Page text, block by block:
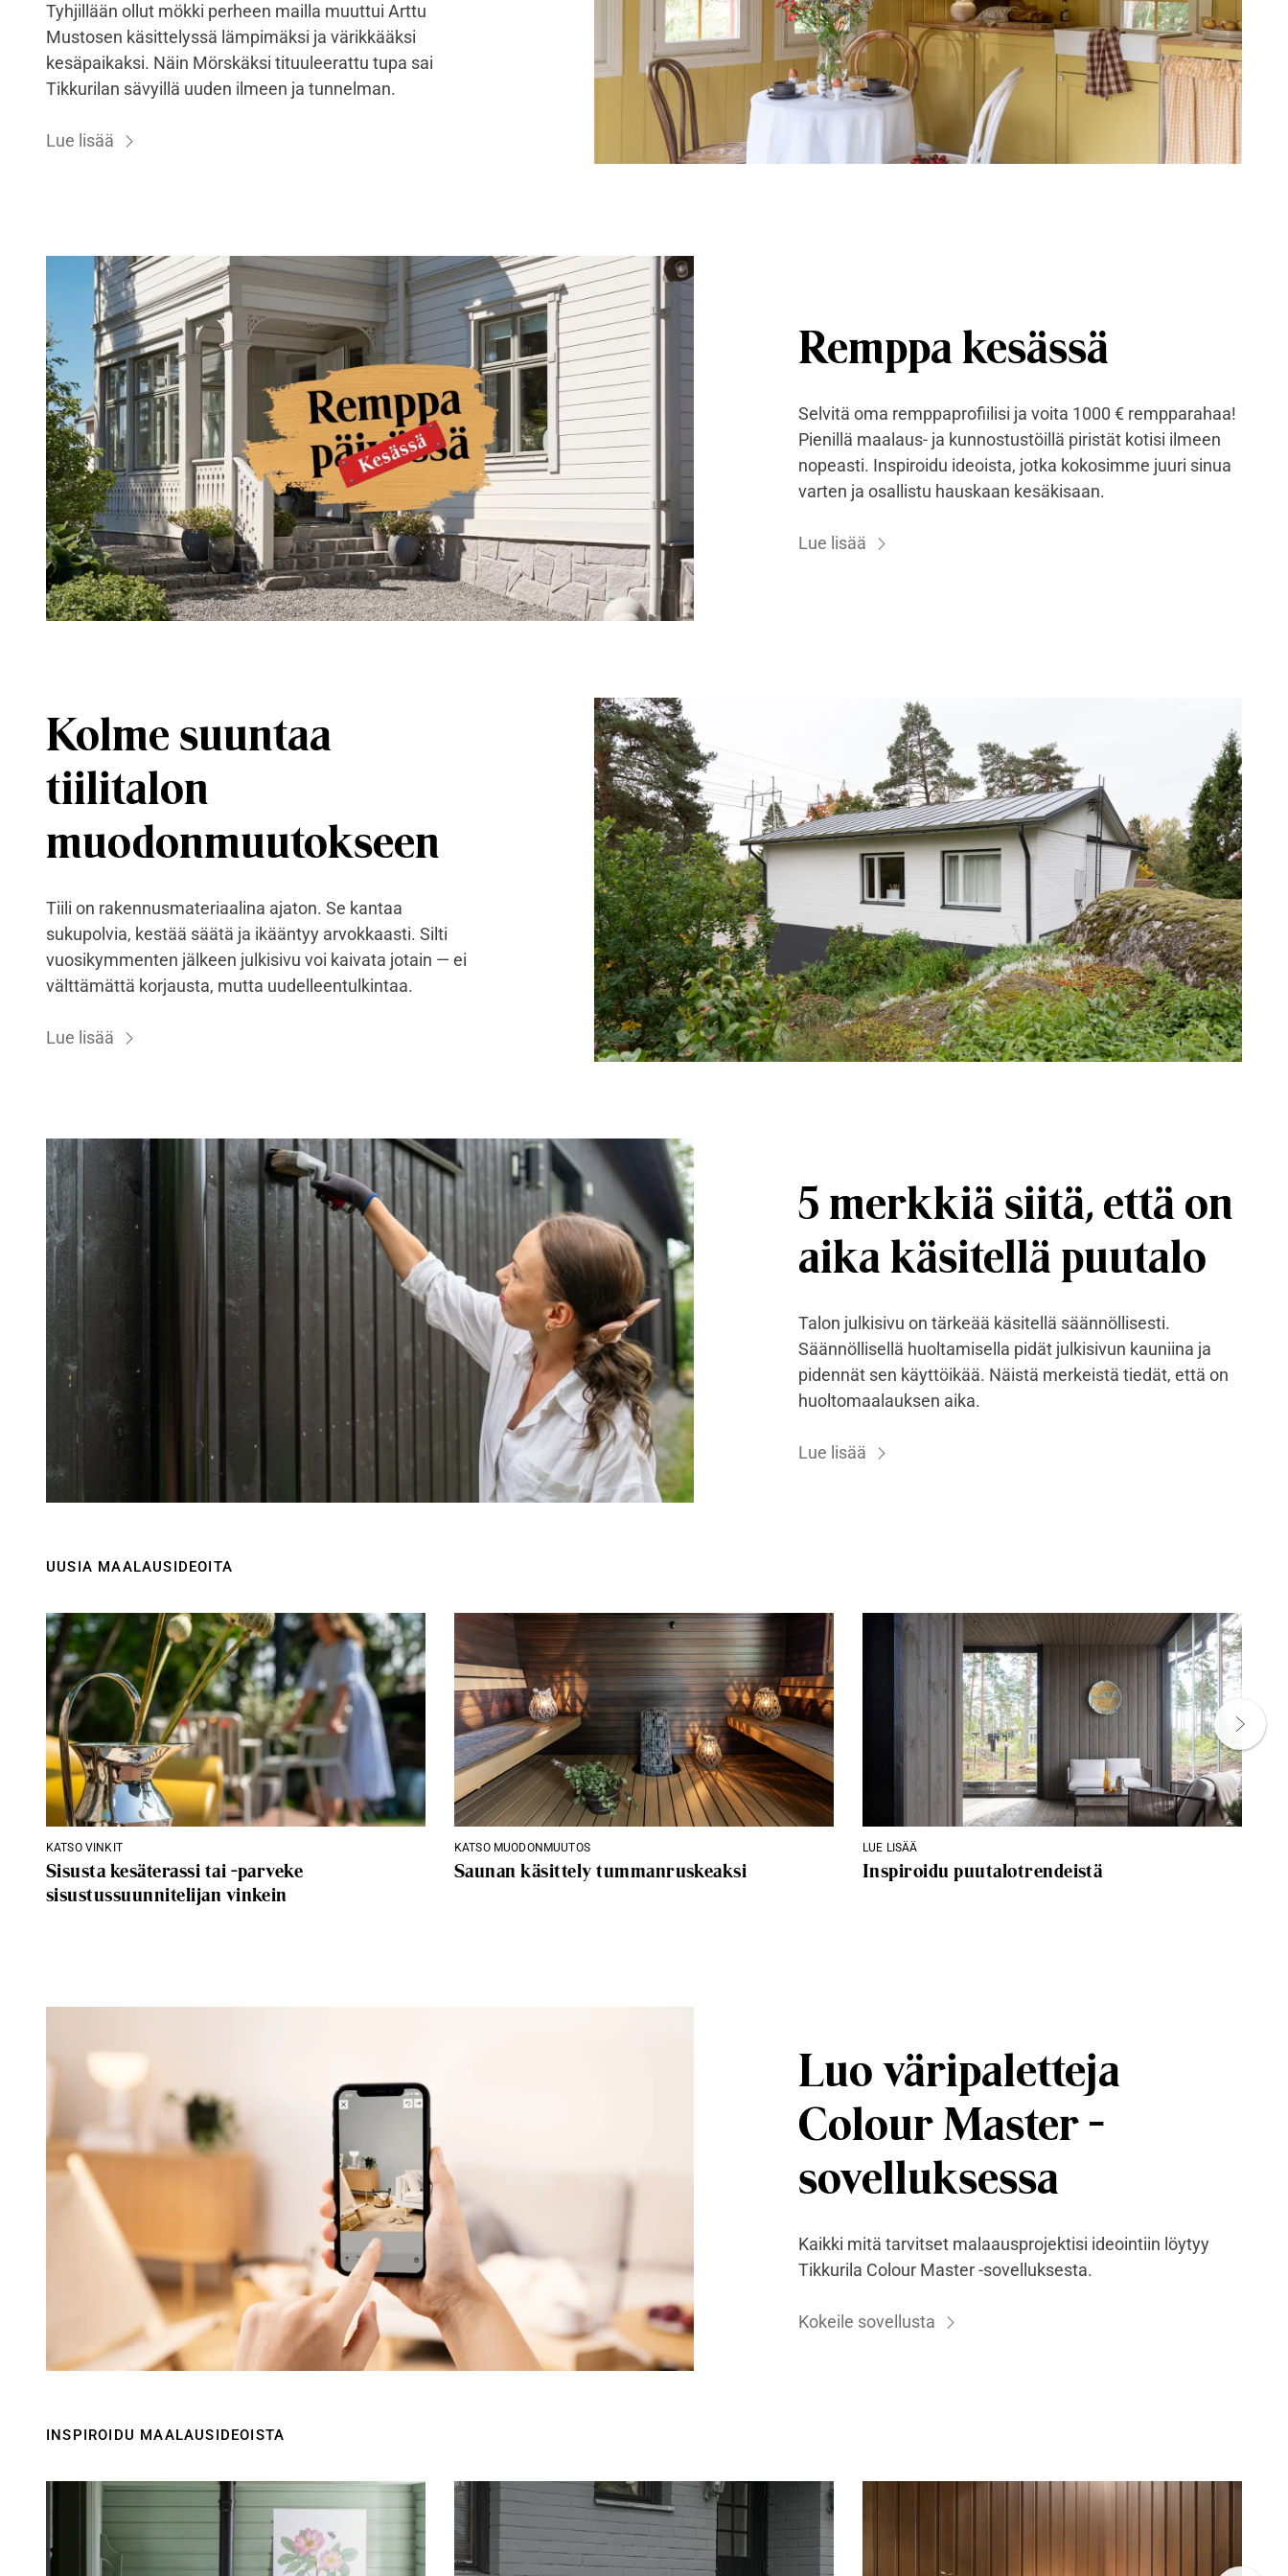
Tyhjillään ollut mökki perheen mailla muuttui Arttu
Mustosen käsittelyssä lämpimäksi ja värikkääksi
kesäpaikaksi. Näin Mörskäksi tituuleerattu tupa sai
Tikkurilan sävyillä uuden ilmeen ja tunnelman.
Lue lisää
Remppa kesässä
Selvitä oma remppaprofiilisi ja voita 1000 € rempparahaa!
Pienillä maalaus- ja kunnostustöillä piristät kotisi ilmeen
nopeasti. Inspiroidu ideoista, jotka kokosimme juuri sinua
varten ja osallistu hauskaan kesäkisaan.
Lue lisää
Kolme suuntaa
tiilitalon
muodonmuutokseen
Tiili on rakennusmateriaalina ajaton. Se kantaa
sukupolvia, kestää säätä ja ikääntyy arvokkaasti. Silti
vuosikymmenten jälkeen julkisivu voi kaivata jotain — ei
välttämättä korjausta, mutta uudelleentulkintaa.
Lue lisää
5 merkkiä siitä, että on
aika käsitellä puutalo
Talon julkisivu on tärkeää käsitellä säännöllisesti.
Säännöllisellä huoltamisella pidät julkisivun kauniina ja
pidennät sen käyttöikää. Näistä merkeistä tiedät, että on
huoltomaalauksen aika.
Lue lisää
UUSIA MAALAUSIDEOITA
KATSO VINKIT
Sisusta kesäterassi tai -parveke
sisustussuunnitelijan vinkein
KATSO MUODONMUUTOS
Saunan käsittely tummanruskeaksi
LUE LISÄÄ
Inspiroidu puutalotrendeistä
Luo väripaletteja
Colour Master -
sovelluksessa
Kaikki mitä tarvitset malaausprojektisi ideointiin löytyy
Tikkurila Colour Master -sovelluksesta.
Kokeile sovellusta
INSPIROIDU MAALAUSIDEOISTA